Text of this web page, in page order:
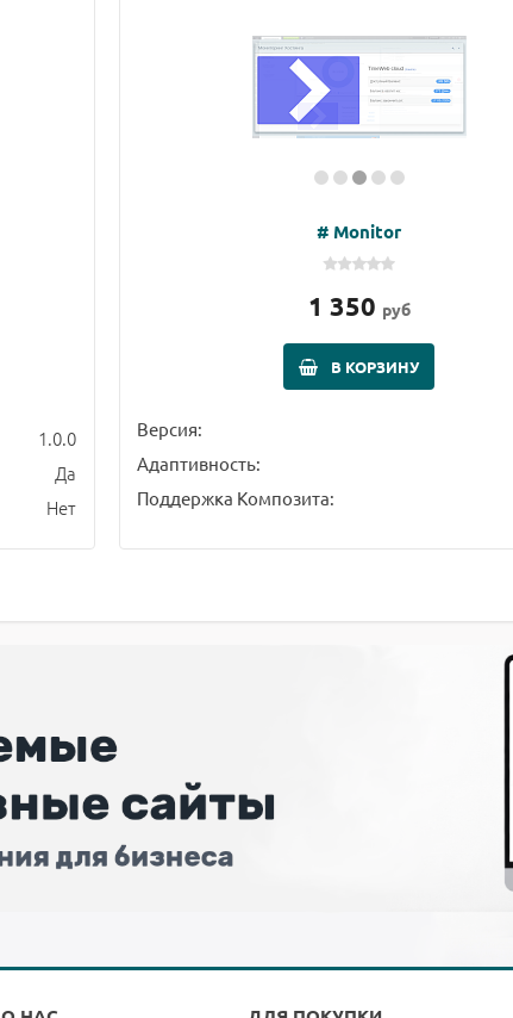
1.0.0
Да
Нет
# Monitor
1 350 руб
В КОРЗИНУ
Версия:
Адаптивность:
Поддержка Композита: